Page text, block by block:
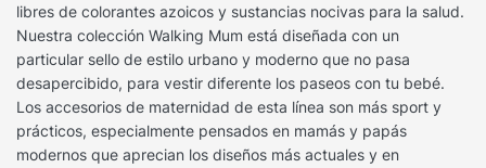
libres de colorantes azoicos y sustancias nocivas para la salud.
Nuestra colección Walking Mum está diseñada con un
particular sello de estilo urbano y moderno que no pasa
desapercibido, para vestir diferente los paseos con tu bebé.
Los accesorios de maternidad de esta línea son más sport y
prácticos, especialmente pensados en mamás y papás
modernos que aprecian los diseños más actuales y en